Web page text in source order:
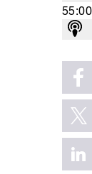
55:00